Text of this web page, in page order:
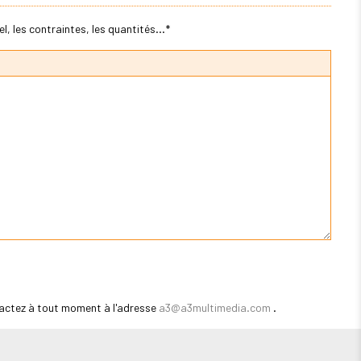
les contraintes, les quantités...*
à tout moment à l'adresse a3@a3multimedia.com .